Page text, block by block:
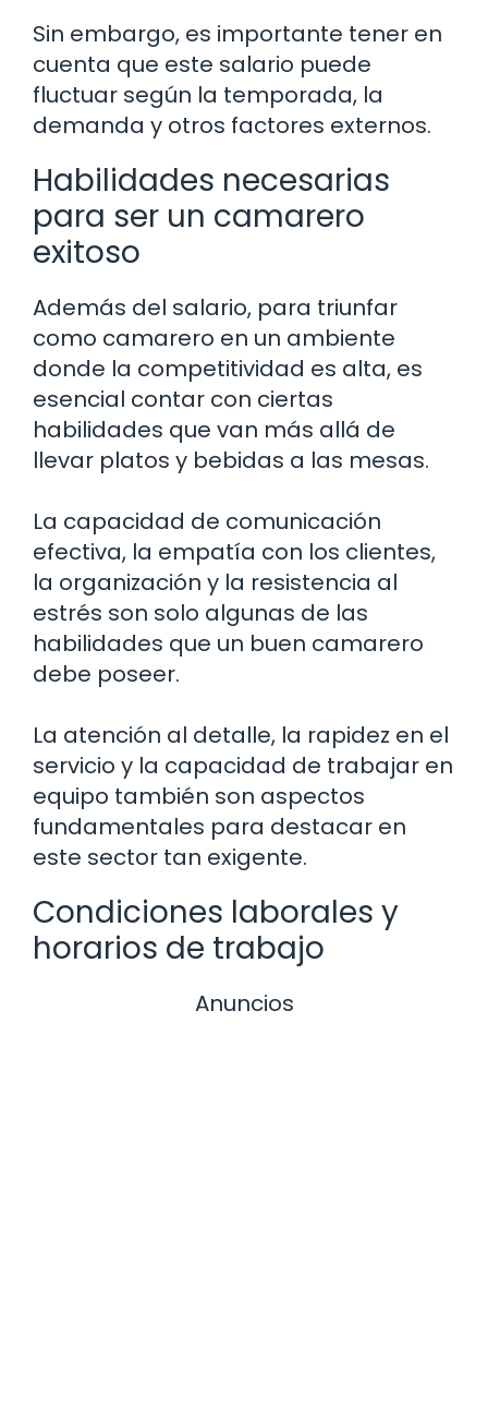
Sin embargo, es importante tener en
cuenta que este salario puede
fluctuar según la temporada, la
demanda y otros factores externos.
Habilidades necesarias
para ser un camarero
exitoso
Además del salario, para triunfar
como camarero en un ambiente
donde la competitividad es alta, es
esencial contar con ciertas
habilidades que van más allá de
llevar platos y bebidas a las mesas.
La capacidad de comunicación
efectiva, la empatía con los clientes,
la organización y la resistencia al
estrés son solo algunas de las
habilidades que un buen camarero
debe poseer.
La atención al detalle, la rapidez en el
servicio y la capacidad de trabajar en
equipo también son aspectos
fundamentales para destacar en
este sector tan exigente.
Condiciones laborales y
horarios de trabajo
Anuncios